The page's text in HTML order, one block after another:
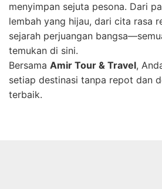
menyimpan sejuta pesona. Dari
lembah yang hijau, dari cita rasa
sejarah perjuangan
temukan di sini.
Bersama Amir Tour & Travel,
setiap destinasi tanpa repot dan
terbaik.